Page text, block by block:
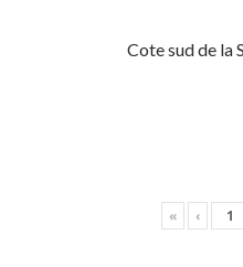
Cote sud de la
« ‹